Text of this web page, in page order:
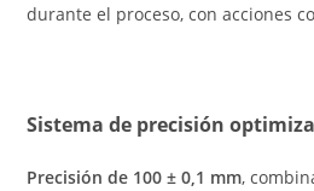
durante el proceso, con acciones
Sistema de precisión
Precisión de 100 ± 0,1 mm,